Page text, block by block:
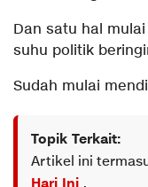
Dan satu hal
suhu politik
Sudah mulai
Topik Terkait:
Artikel ini